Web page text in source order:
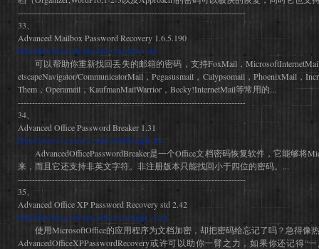
--------------------------------------------------------------------------------
33、
Advanced Mailbox Password Recovery 1.6.5.190
http://download.elcomsoft.com/ambpr.zip
可以帮助你重新找回丢失的邮箱的密码，支持FoxMail，
etscapeNavigator/CommunicatorMail，Pegasusmail，Calypsomail，PhoenixMail，
Them，Operamail，KaufmanMailWarrior，Becky!InternetMail等常用的...
--------------------------------------------------------------------------------
34、
Advanced Office Password Breaker 1.31
http://www.elcomsoft.com/AOPB/aopb.zip
AdvancedOfficePasswordBreaker是一个Office文档密码恢复软件，它能够将
来，而且它还支持非英文字符。非注册版本只能找回小于四位的密码。...
--------------------------------------------------------------------------------
35、
Advanced Office XP Password Recovery std 2.42
http://download.elcomsoft.com/aoxppr_s.zip
使用MicrosoftOffice的应用程序为文档加密，却把密码给忘记了吗？急得像
AdvancedOfficeXPPasswordRecovery或许可以助你一臂之力，如果你还记得